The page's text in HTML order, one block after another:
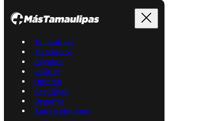
Tamaulipas
Matamoros
Reynosa
Política
Opinión
Seguridad
Deportes
Entretenimiento